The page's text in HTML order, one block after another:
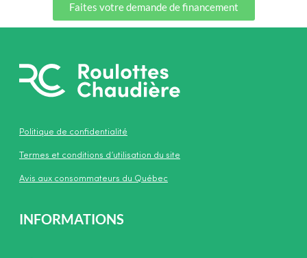
Faites votre demande de financement
Politique de confidentialité
Termes et conditions d’utilisation du site
Avis aux consommateurs du Québec
INFORMATIONS